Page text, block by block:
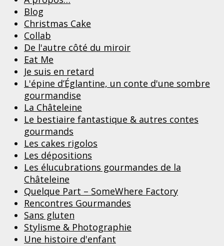
Blog
Christmas Cake
Collab
De l'autre côté du miroir
Eat Me
Je suis en retard
L'épine d’Églantine, un conte d'une sombre
gourmandise
La Châteleine
Le bestiaire fantastique & autres contes
gourmands
Les cakes rigolos
Les dépositions
Les élucubrations gourmandes de la
Châteleine
Quelque Part – SomeWhere Factory
Rencontres Gourmandes
Sans gluten
Stylisme & Photographie
Une histoire d'enfant